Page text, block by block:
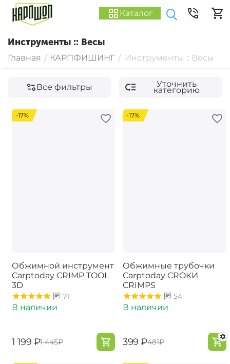
Каталог
Инструменты :: Весы
Главная / КАРПФИШИНГ / Инструменты :: Весы
Все фильтры Уточнить
категорию
-17%
Обжимной инструмент
Carptoday CRIMP TOOL
3D
71
В наличии
‍1 199‍ ₽‍1 445‍₽
-17%
Обжимные трубочки
Carptoday CROKИ
CRIMPS
54
В наличии
‍399‍ ₽‍481‍₽